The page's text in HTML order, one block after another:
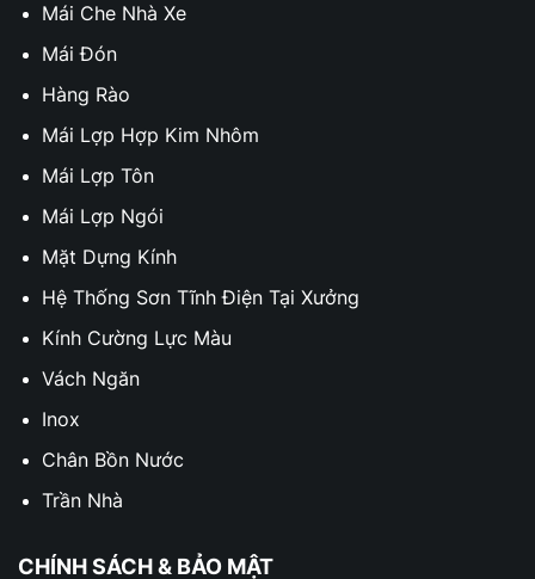
Mái Che Nhà Xe
Mái Đón
Hàng Rào
Mái Lợp Hợp Kim Nhôm
Mái Lợp Tôn
Mái Lợp Ngói
Mặt Dựng Kính
Hệ Thống Sơn Tĩnh Điện Tại Xưởng
Kính Cường Lực Màu
Vách Ngăn
Inox
Chân Bồn Nước
Trần Nhà
CHÍNH SÁCH & BẢO MẬT